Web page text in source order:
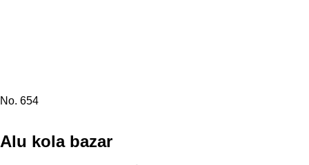
No. 654
Alu kola bazar